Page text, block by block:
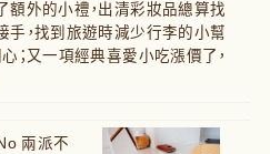
額外的小禮，出清彩妝品總算找
手，找到旅遊時減少行李的小幫
心；又一項經典喜愛小吃漲價了，
兩派不